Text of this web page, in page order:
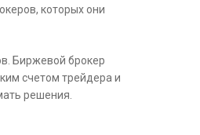
которых они
Биржевой брокер
счетом трейдера и
решения.